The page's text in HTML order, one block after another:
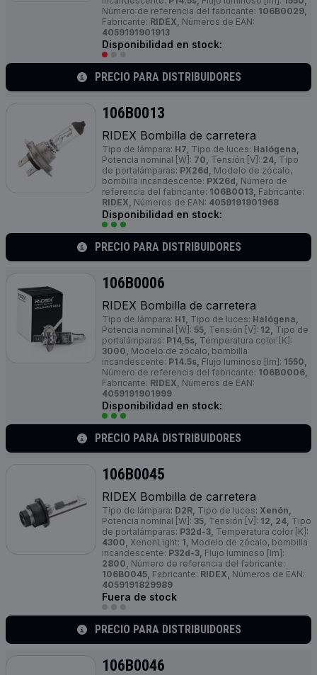
Número de referencia del fabricante: 106B0029,
Fabricante: RIDEX, Números de EAN:
4059191901913
Disponibilidad en stock:
PRECIO PARA DISTRIBUIDORES
106B0013
RIDEX Bombilla de carretera
Tipo de lámpara: H7, Tipo de luces: Halógena,
Potencia nominal [W]: 70, Tensión [V]: 24, Tipo
de portalámparas: PX26d, Modelo de zócalo,
bombilla incandescente: PX26d, Número de
referencia del fabricante: 106B0013, Fabricante:
RIDEX, Números de EAN: 4059191901968
Disponibilidad en stock:
PRECIO PARA DISTRIBUIDORES
106B0006
RIDEX Bombilla de carretera
Tipo de lámpara: H1, Tipo de luces: Halógena,
Potencia nominal [W]: 55, Tensión [V]: 12, Tipo de
portalámparas: P14,5s, Temperatura color [K]:
3000, Modelo de zócalo, bombilla
incandescente: P14.5s, Flujo luminoso [lm]: 1550,
Número de referencia del fabricante: 106B0006,
Fabricante: RIDEX, Números de EAN:
4059191901999
Disponibilidad en stock:
PRECIO PARA DISTRIBUIDORES
106B0045
RIDEX Bombilla de carretera
Tipo de lámpara: D2R, Tipo de luces: Xenón,
Potencia nominal [W]: 35, Tensión [V]: 12, 24, Tipo
de portalámparas: P32d-3, Temperatura color [K]:
4300, XenonLight: 1, Modelo de zócalo, bombilla
incandescente: P32d-3, Flujo luminoso [lm]:
2800, Número de referencia del fabricante:
106B0045, Fabricante: RIDEX, Números de EAN:
4059191829989
Fuera de stock
PRECIO PARA DISTRIBUIDORES
106B0046